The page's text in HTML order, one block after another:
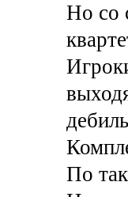
Но со
По